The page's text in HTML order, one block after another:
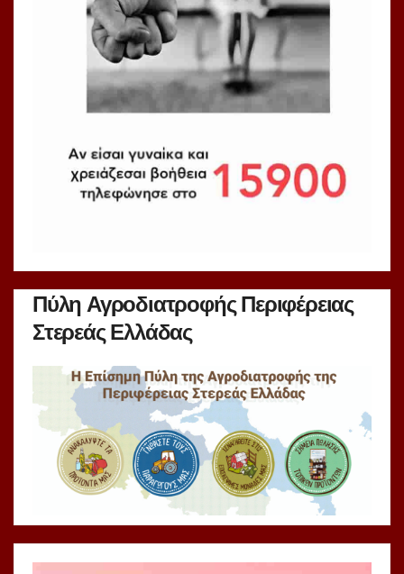
Πύλη Αγροδιατροφής Περιφέρειας
Στερεάς Ελλάδας